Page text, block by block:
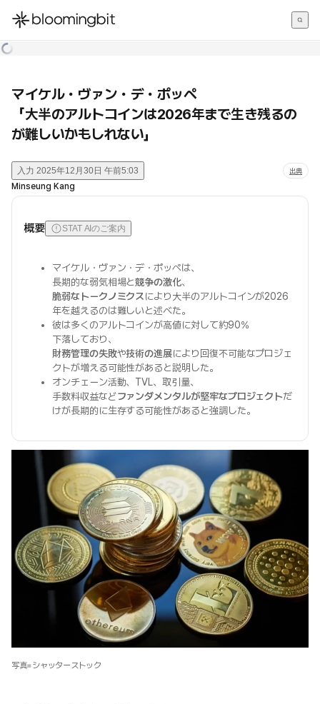
한국어
マイケル・ヴァン・デ・ポッペ
「大半のアルトコインは2026年まで生き残るの
が難しいかもしれない」
入力 2025年12月30日 午前5:03 出典
Minseung Kang
概要 STAT AIのご案内
マイケル・ヴァン・デ・ポッペは、
長期的な弱気相場と競争の激化、
脆弱なトークノミクスにより大半のアルトコインが2026
年を越えるのは難しいと述べた。
彼は多くのアルトコインが高値に対して約90%
下落しており、
財務管理の失敗や技術の進展により回復不可能なプロジェ
クトが増える可能性があると説明した。
オンチェーン活動、TVL、取引量、
手数料収益などファンダメンタルが堅牢なプロジェクトだ
けが長期的に生存する可能性があると強調した。
写真=シャッターストック